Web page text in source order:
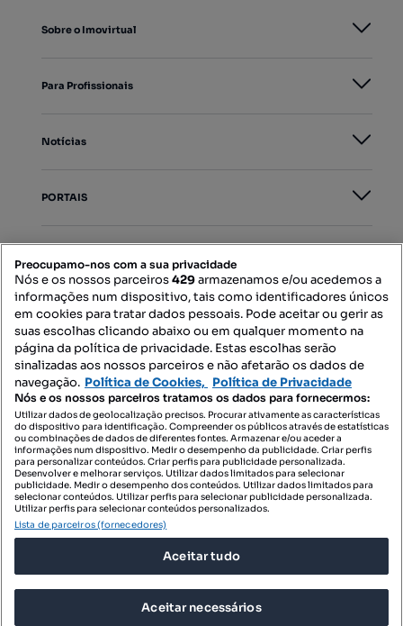
Sobre o Imovirtual
Para Profissionais
Notícias
PORTAIS
Contacte-nos
SIGA-NOS:
DESCARREGAR NA:
© 2026 Imovirtual.com, OLX Portugal, S.A.
POLÍTICA DE PRIVACIDADE
Preocupamo-nos com a sua privacidade
Nós e os nossos parceiros429armazenamos e/ou acedemos a
informações num dispositivo, tais como identificadores únicos
em cookies para tratar dados pessoais. Pode aceitar ou gerir as
suas escolhas clicando abaixo ou em qualquer momento na
página da política de privacidade. Estas escolhas serão
sinalizadas aos nossos parceiros e não afetarão os dados de
navegação. Política de Cookies, Política de Privacidade
Nós e os nossos parceiros tratamos os dados para fornecermos:
Utilizar dados de geolocalização precisos. Procurar ativamente as características
do dispositivo para identificação. Compreender os públicos através de estatísticas
ou combinações de dados de diferentes fontes. Armazenar e/ou aceder a
informações num dispositivo. Medir o desempenho da publicidade. Criar perfis
para personalizar conteúdos. Criar perfis para publicidade personalizada.
Desenvolver e melhorar serviços. Utilizar dados limitados para selecionar
publicidade. Medir o desempenho dos conteúdos. Utilizar dados limitados para
selecionar conteúdos. Utilizar perfis para selecionar publicidade personalizada.
Utilizar perfis para selecionar conteúdos personalizados.
Lista de parceiros (fornecedores)
Aceitar tudo
Aceitar necessários